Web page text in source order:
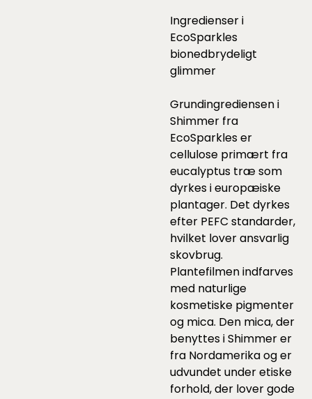
Ingredienser i
EcoSparkles
bionedbrydeligt
glimmer
Grundingrediensen i
Shimmer fra
EcoSparkles er
cellulose primært fra
eucalyptus træ som
dyrkes i europæiske
plantager. Det dyrkes
efter PEFC standarder,
hvilket lover ansvarlig
skovbrug.
Plantefilmen indfarves
med naturlige
kosmetiske pigmenter
og mica. Den mica, der
benyttes i Shimmer er
fra Nordamerika og er
udvundet under etiske
forhold, der lover gode